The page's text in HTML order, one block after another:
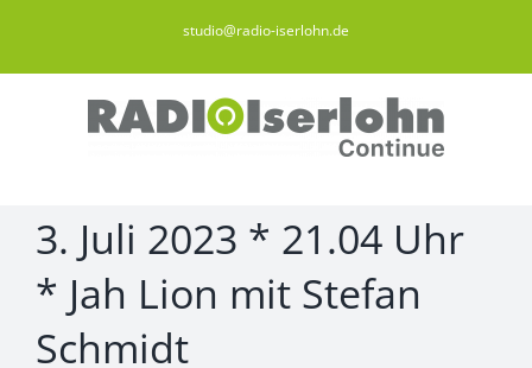
springen
studio@radio-iserlohn.de
3. Juli 2023 * 21.04 Uhr
* Jah Lion mit Stefan
Schmidt